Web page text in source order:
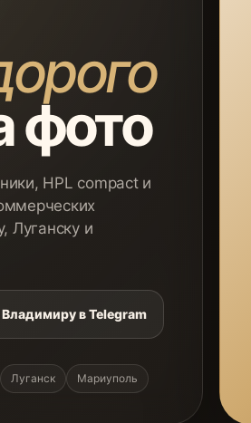
фото
HPL compact и
Луганску и
в Telegram
Луганск Мариуполь